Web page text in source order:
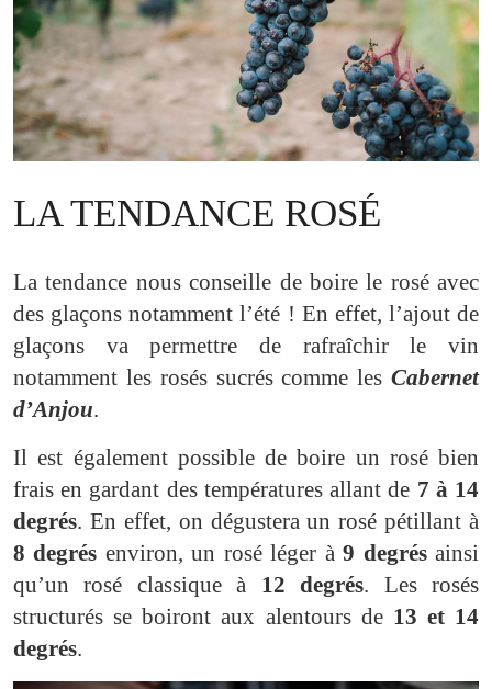
LA TENDANCE ROSÉ
La tendance nous conseille de boire le rosé avec
des glaçons notamment l’été ! En effet, l’ajout de
glaçons va permettre de rafraîchir le vin
notamment les rosés sucrés comme les Cabernet
d’Anjou.
Il est également possible de boire un rosé bien
frais en gardant des températures allant de 7 à 14
degrés. En effet, on dégustera un rosé pétillant à
8 degrés environ, un rosé léger à9 degrésainsi
qu’un rosé classique à 12 degrés. Les rosés
structurés se boiront aux alentours de 13 et 14
degrés.